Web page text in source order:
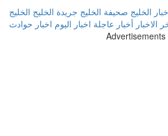
الخليج صحيفة الخليج جريدة الخليج الخليج
الاخبار أخبار عاجلة اخبار اليوم اخبار حوادث
Advertisements